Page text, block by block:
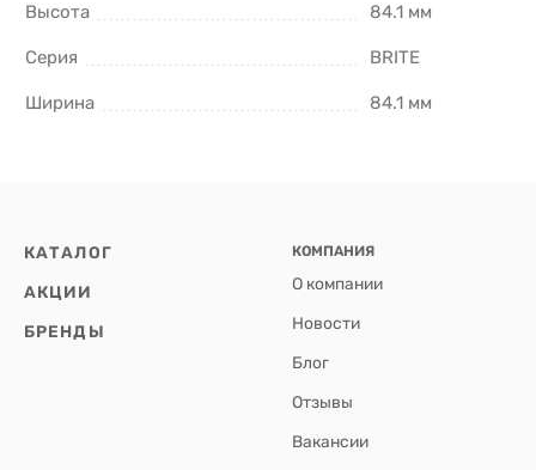
Высота 84.1 мм
Серия BRITE
Ширина 84.1 мм
КАТАЛОГ
АКЦИИ
БРЕНДЫ
КОМПАНИЯ
О компании
Новости
Блог
Отзывы
Вакансии